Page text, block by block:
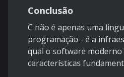
Conclusão
C não é apenas uma
programação - é a
qual o software moderno
características